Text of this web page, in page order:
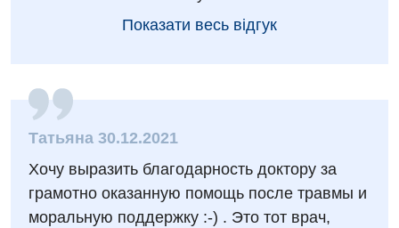
Показати весь відгук
Татьяна 30.12.2021
Хочу выразить благодарность доктору за
грамотно оказанную помощь после травмы и
моральную поддержку :-) . Это тот врач,